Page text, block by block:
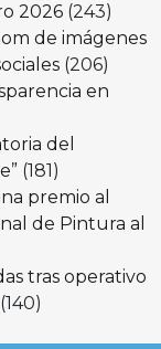
2026 (243)
de imágenes
(206)
en
del
(181)
premio al
de Pintura al
tras operativo
(140)